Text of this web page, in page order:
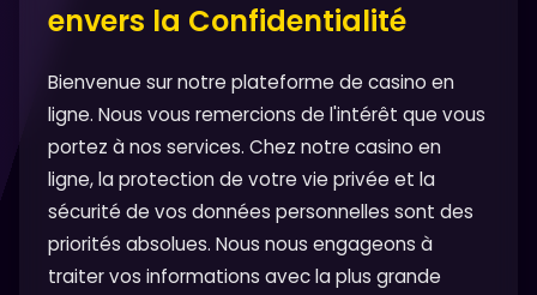
envers la Confidentialité
Bienvenue sur notre plateforme de casino en
ligne. Nous vous remercions de l'intérêt que vous
portez à nos services. Chez notre casino en
ligne, la protection de votre vie privée et la
sécurité de vos données personnelles sont des
priorités absolues. Nous nous engageons à
traiter vos informations avec la plus grande